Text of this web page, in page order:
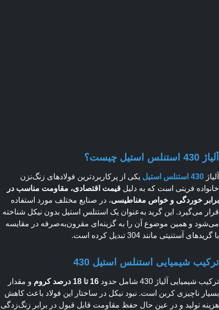
استیل چیست؟
430 استنلس استیل
یکی از پرکاربردترین فولادهای زنگ‌نزن
فریتی است که به دلیلقیمت اقتصادی، مقاومت مناسب در
خوردگی و خواص مغناطیسی، در صنایع مختلف مورد استفاده
می‌گیرد. این گرید به‌عنوان یک استنلس استیل بدون نیکل شناخته
و همین موضوع آن را به گزینه‌ای مقرون‌به‌صرفه در مقایسه
آستنیتی مانند 304 تبدیل کرده است.
شیمیایی استنلس استیل 430
شیمیایی آلیاژ 430 شامل حدود 16 تا 18 درصد کروم
و مقدار
ناچیزی کربن است. نبود نیکل در ساختار این فولاد باعث کاهش
تولید و در عین حال حفظ مقاومت قابل قبول در برابر زنگ‌زدگی